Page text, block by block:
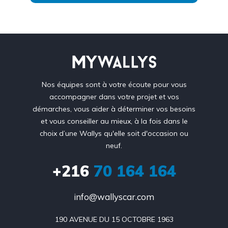
Nos équipes sont à votre écoute pour vous
accompagner dans votre projet et vos
démarches, vous aider à déterminer vos besoins
et vous conseiller au mieux, à la fois dans le
choix d’une Wallys qu'elle soit d'occasion ou
neuf.
+21670 164 164
info@wallyscar.com
190 AVENUE DU 15 OCTOBRE 1963